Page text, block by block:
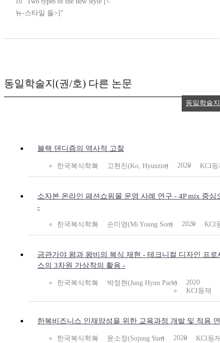
뉴-스타일 둘>]"
동일학술지(권/호) 다른 논문
블랙 댄디즘의 역사적 고찰
한국복식학회 고현진(Ko, Hyunzin) 2020 KCI등
소자본 온라인 패션쇼핑몰 운영 사례 연구 - 4P mix 중심
-
한국복식학회 손미영(Mi Young Son) 2020 KCI
금관가야 왕과 왕비의 복식 재현 - 테크니컬 디자인 프로
스의 3차원 가상착의 활용 -
한국복식학회 박정현(Jung Hyun Park)
2020
KCI등재
한복비즈니스 인재양성을 위한 교육과정 개발 및 적용
한국복식학회 윤소정(Sojung Yun) 2020 KCI등
동일학술